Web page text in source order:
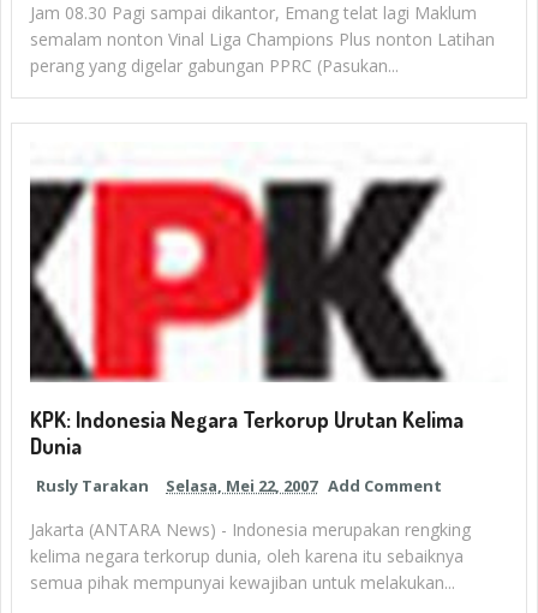
Jam 08.30 Pagi sampai dikantor, Emang telat lagi Maklum
semalam nonton Vinal Liga Champions Plus nonton Latihan
perang yang digelar gabungan PPRC (Pasukan...
KPK: Indonesia Negara Terkorup Urutan Kelima
Dunia
Rusly Tarakan Selasa, Mei 22, 2007 Add Comment
Jakarta (ANTARA News) - Indonesia merupakan rengking
kelima negara terkorup dunia, oleh karena itu sebaiknya
semua pihak mempunyai kewajiban untuk melakukan...